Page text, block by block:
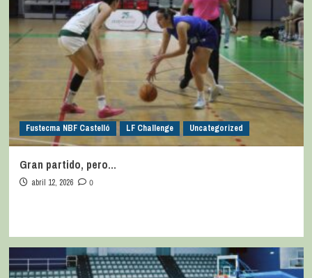
Fustecma NBF Castelló LF Challenge Uncategorized
Gran partido, pero…
abril 12, 2026 0